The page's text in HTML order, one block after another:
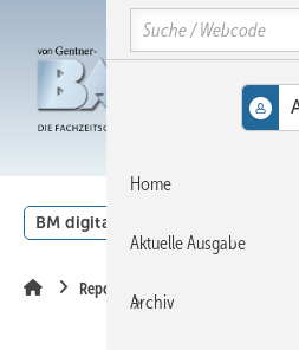
Hauptinhalt
Hauptmenü
SiteSearch
BM digital
Reportage
Search
Home
Aktuelle Ausgabe
Archiv